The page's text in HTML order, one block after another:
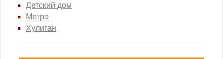
Детский дом
Метро
Хулиган